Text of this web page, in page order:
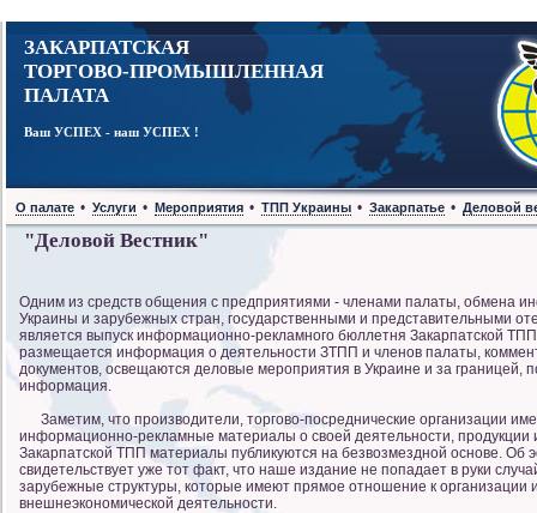
ЗАКАРПАТСКАЯ
ТОРГОВО-ПРОМЫШЛЕННАЯ
ПАЛАТА
Ваш УСПЕХ - наш УСПЕХ !
О палате • Услуги • Мероприятия • ТПП Украины • Закарпатье • Деловой
"Деловой Вестник"
Одним из средств общения с предприятиями - членами палаты, обмена
Украины и зарубежных стран, государственными и представительными
является выпуск информационно-рекламного бюллетня Закарпатской
размещается информация о деятельности ЗТПП и членов палаты,
документов, освещаются деловые мероприятия в Украине и за границей,
информация.
Заметим, что производители, торгово-посреднические организации
информационно-рекламные материалы о своей деятельности, продукции
Закарпатской ТПП материалы публикуются на безвозмездной основе. Об
свидетельствует уже тот факт, что наше издание не попадает в руки
зарубежные структуры, которые имеют прямое отношение к
внешнеэкономической деятельности.